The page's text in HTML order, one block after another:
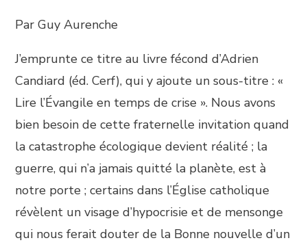
Par Guy Aurenche
J’emprunte ce titre au livre fécond d’Adrien
Candiard (éd. Cerf), qui y ajoute un sous-titre : «
Lire l’Évangile en temps de crise ». Nous avons
bien besoin de cette fraternelle invitation quand
la catastrophe écologique devient réalité ; la
guerre, qui n’a jamais quitté la planète, est à
notre porte ; certains dans l’Église catholique
révèlent un visage d’hypocrisie et de mensonge
qui nous ferait douter de la Bonne nouvelle d’un